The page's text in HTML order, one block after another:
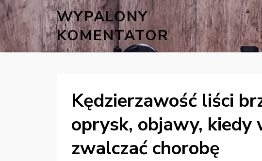
WYPALONY
KOMENTATOR
Kędzierzawość liści
oprysk, objawy, kiedy
zwalczać chorobę